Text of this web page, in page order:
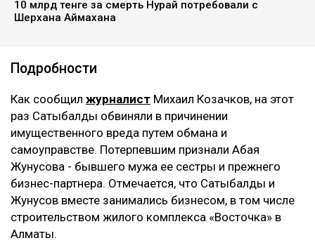
10 млрд тенге за смерть Нурай потребовали с
Шерхана Аймахана
Подробности
Как сообщил журналист Михаил Козачков, на этот
раз Сатыбалды обвиняли в причинении
имущественного вреда путем обмана и
самоуправстве. Потерпевшим признали Абая
Жунусова - бывшего мужа ее сестры и прежнего
бизнес-партнера. Отмечается, что Сатыбалды и
Жунусов вместе занимались бизнесом, в том числе
строительством жилого комплекса «Восточка» в
Алматы.